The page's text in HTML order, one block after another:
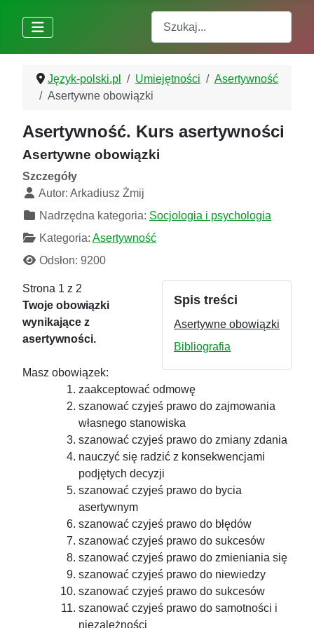
Język-polski.pl Umiejętności
Asertywność
Asertywne obowiązki
Asertywność. Kurs asertywności
Asertywne obowiązki
Szczegóły
Autor: Arkadiusz Żmij
Nadrzędna kategoria: Socjologia i psychologia
Kategoria: Asertywność
Odsłon: 9200
Spis treści
Asertywne obowiązki
Bibliografia
Strona 1 z 2
Twoje obowiązki
wynikające z
asertywności.
Masz obowiązek:
zaakceptować odmowę
szanować czyjeś prawo do zajmowania
własnego stanowiska
szanować czyjeś prawo do zmiany zdania
nauczyć się radzić z konsekwencjami
podjętych decyzji
szanować czyjeś prawo do bycia
asertywnym
szanować czyjeś prawo do błędów
szanować czyjeś prawo do sukcesów
szanować czyjeś prawo do zmieniania się
szanować czyjeś prawo do niewiedzy
szanować czyjeś prawo do sukcesów
szanować czyjeś prawo do samotności i
niezależności